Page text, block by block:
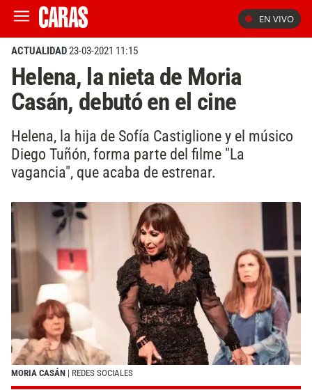
EN VIVO
ACTUALIDAD23-03-2021 11:15
Helena, la nieta de Moria
Casán, debutó en el cine
Helena, la hija de Sofía Castiglione y el músico
Diego Tuñón, forma parte del filme "La
vagancia", que acaba de estrenar.
MORIA CASÁN | REDES SOCIALES